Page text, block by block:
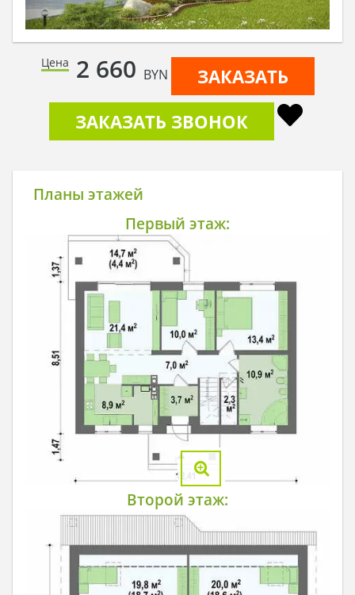
Цена 2 660 BYN
ЗАКАЗАТЬ
ЗАКАЗАТЬ ЗВОНОК
Планы этажей
Первый этаж:
Второй этаж: